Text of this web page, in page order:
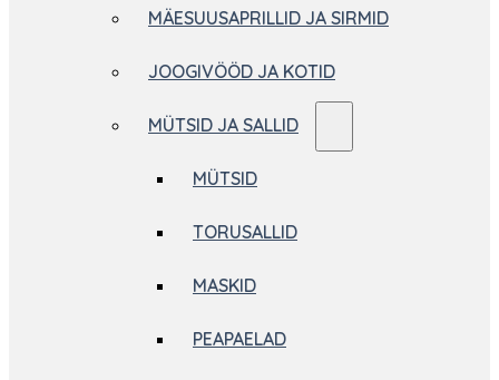
MÄESUUSAPRILLID JA SIRMID
JOOGIVÖÖD JA KOTID
MÜTSID JA SALLID
MÜTSID
TORUSALLID
MASKID
PEAPAELAD